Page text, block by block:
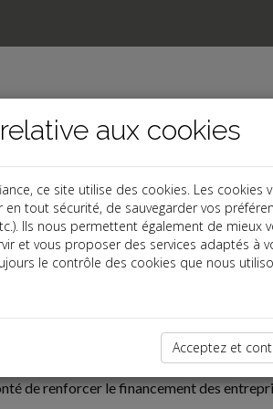
DES ENTREPRISES GRÂCE À
de renforcer le financement des
aux cookies
ce site utilise des cookies. Les cookies
tout sécurité, de sauvegarder vos
Ils nous permettent également de mieux
et vous proposer des services adaptés à
le contrôle des cookies que nous
Acceptez et